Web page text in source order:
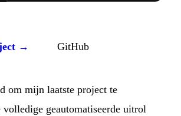
→ GitHub
om mijn laatste project te
volledige geautomatiseerde uitrol